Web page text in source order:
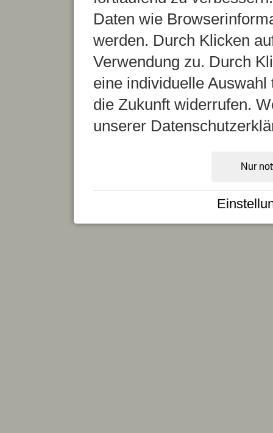
Daten wie
werden. Durch Klicken
Verwendung zu. Durch
eine individuelle
die Zukunft widerrufen.
unserer
Nur